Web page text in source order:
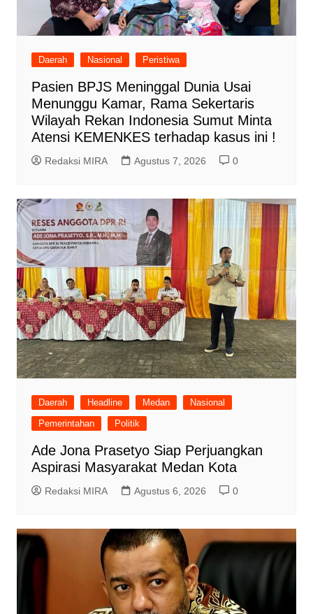
Daerah Nasional Peristiwa
Pasien BPJS Meninggal Dunia Usai
Menunggu Kamar, Rama Sekertaris
Wilayah Rekan Indonesia Sumut Minta
Atensi KEMENKES terhadap kasus ini !
Redaksi MIRA Agustus 7, 2026 0
Daerah Headline Medan
Nasional
Pemerintahan
Politik
Ade Jona Prasetyo Siap Perjuangkan
Aspirasi Masyarakat Medan Kota
Redaksi MIRA Agustus 6, 2026 0